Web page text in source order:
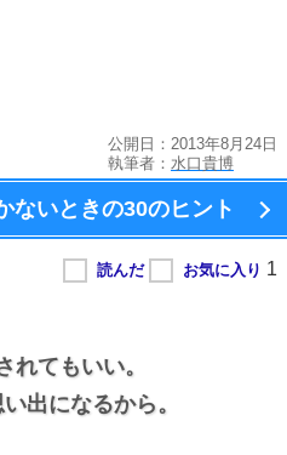
公開日：2013年8月24日
執筆者： 水口貴博
ないときの30のヒント
れてもいい。
出になるから。